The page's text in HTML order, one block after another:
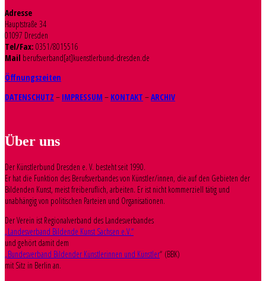
Adresse
Hauptstraße 34
01097 Dresden
Tel/Fax: 0351/8015516
Mail berufsverband[at]kuenstlerbund-dresden.de
Öffnungszeiten
DATENSCHUTZ – IMPRESSUM – KONTAKT –ARCHIV
Über uns
Der Künstlerbund Dresden e. V. besteht seit 1990.
Er hat die Funktion des Berufsverbandes von Künstler/innen, die auf den Gebieten der
Bildenden Kunst, meist freiberuflich, arbeiten. Er ist nicht kommerziell tätig und
unabhängig von politischen Parteien und Organisationen.
Der Verein ist Regionalverband des Landesverbandes
„Landesverband Bildende Kunst Sachsen e.V.“
und gehört damit dem
„Bundesverband Bildender Künstlerinnen und Künstler“ (BBK)
mit Sitz in Berlin an.